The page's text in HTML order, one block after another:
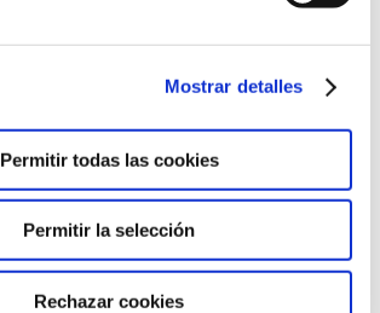
Mostrar detalles
Permitir todas las cookies
Permitir la selección
Rechazar cookies
14 de septiembre de 2022
INFANTIL COMIENZA EL CURSO
8 de septiembre de 2022